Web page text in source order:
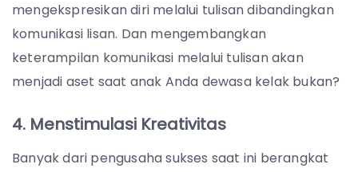
mengekspresikan diri melalui tulisan dibandingkan
komunikasi lisan. Dan mengembangkan
keterampilan komunikasi melalui tulisan akan
menjadi aset saat anak Anda dewasa kelak bukan?
4. Menstimulasi Kreativitas
Banyak dari pengusaha sukses saat ini berangkat